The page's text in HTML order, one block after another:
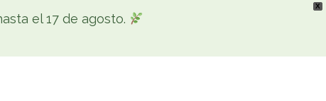
X
el 17 de agosto.
facebook